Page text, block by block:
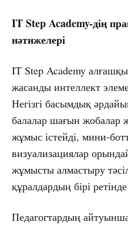
IT Step Academy-дің
нәтижелері
IT Step Academy
жасанды интеллект
Негізгі басымдық
балалар шағын жобалар
жұмыс істейді, мини-
визуализациялар
жұмысты алмастыру
құралдардың бірі
Педагогтардың